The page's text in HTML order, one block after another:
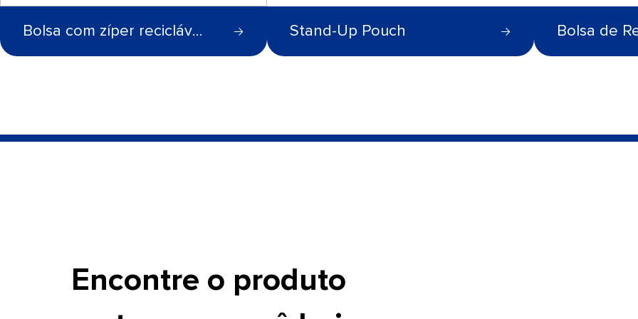
Bolsa com zíper reciclável e vertical Stand-Up Pouch Bolsa de
Encontre o produto